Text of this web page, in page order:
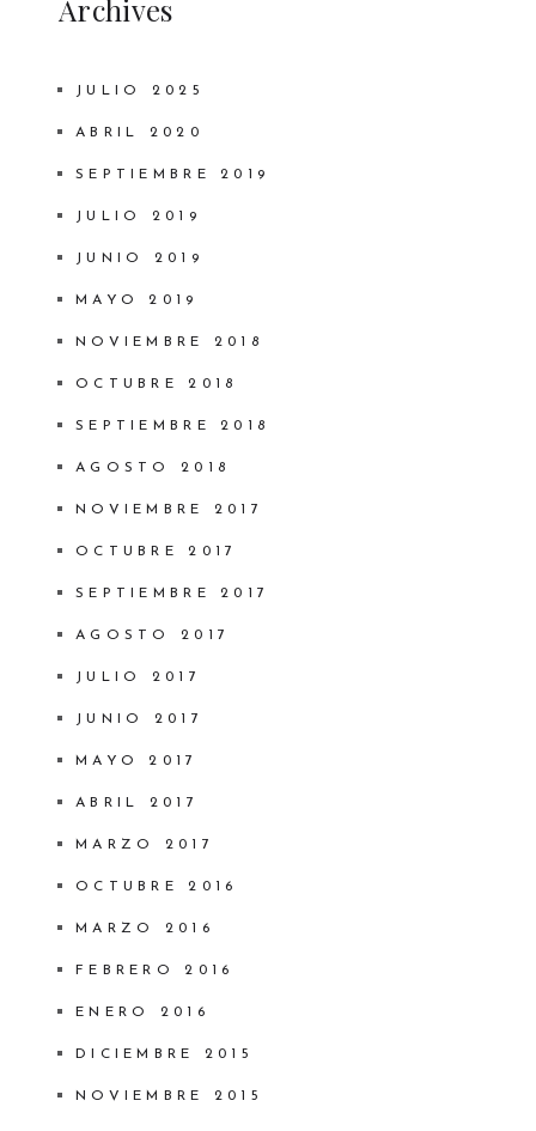
Archives
JULIO 2025
ABRIL 2020
SEPTIEMBRE 2019
JULIO 2019
JUNIO 2019
MAYO 2019
NOVIEMBRE 2018
OCTUBRE 2018
SEPTIEMBRE 2018
AGOSTO 2018
NOVIEMBRE 2017
OCTUBRE 2017
SEPTIEMBRE 2017
AGOSTO 2017
JULIO 2017
JUNIO 2017
MAYO 2017
ABRIL 2017
MARZO 2017
OCTUBRE 2016
MARZO 2016
FEBRERO 2016
ENERO 2016
DICIEMBRE 2015
NOVIEMBRE 2015